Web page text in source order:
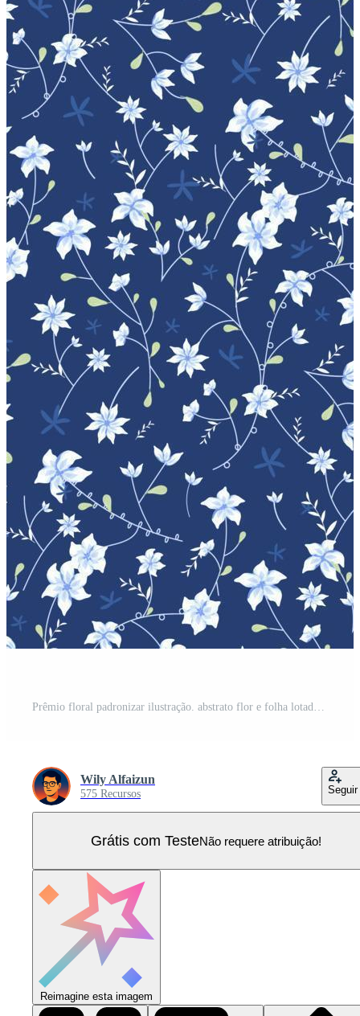
Prêmio floral padronizar ilustração. abstrato flor e folha lotado estilo. flor lua em noite fundo. encontrar preencher padronizar em amostras Vetor Pro
Wily Alfaizun
575 Recursos Seguir
Grátis com TesteNão requere atribuição!
Reimagine esta imagem